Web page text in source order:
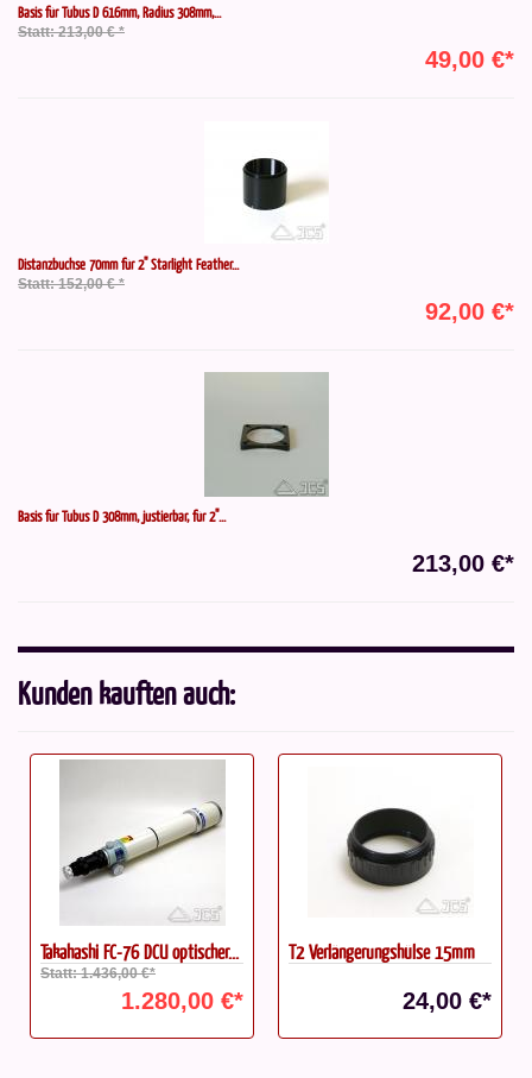
Basis für Tubus D 616mm, Radius 308mm,...
Statt: 213,00 € *
49,00 €*
Distanzbuchse 70mm für 2" Starlight Feather...
Statt: 152,00 € *
92,00 €*
Basis für Tubus D 308mm, justierbar, für 2"...
213,00 €*
Kunden kauften auch:
Takahashi FC-76 DCU optischer...
Statt: 1.436,00 €*
1.280,00 €*
T2 Verlängerungshülse 15mm
24,00 €*